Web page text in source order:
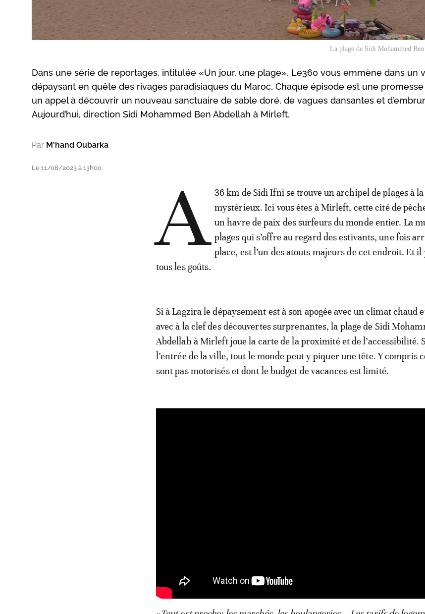
La plage de Sidi Mohammed
Dans une série de reportages, intitulée «Un jour, une plage», Le360 vous emmène dans un
dépaysant en quête des rivages paradisiaques du Maroc. Chaque épisode est une promesse
un appel à découvrir un nouveau sanctuaire de sable doré, de vagues dansantes et
Aujourd’hui, direction Sidi Mohammed Ben Abdellah à Mirleft.
Par M'hand Oubarka
Le 11/08/2023 à 13h00 A 36 km de Sidi Ifni se trouve un archipel de plages à
mystérieux. Ici vous êtes à Mirleft, cette cité de
un havre de paix des surfeurs du monde entier. La
plages qui s’offre au regard des estivants, une fois
place, est l’un des atouts majeurs de cet endroit. Et il
tous les goûts.
Si à Lagzira le dépaysement est à son apogée avec un climat chaud
avec à la clef des découvertes surprenantes, la plage de Sidi
Abdellah à Mirleft joue la carte de la proximité et de l’accessibilité.
l’entrée de la ville, tout le monde peut y piquer une tête. Y compris
sont pas motorisés et dont le budget de vacances est limité.